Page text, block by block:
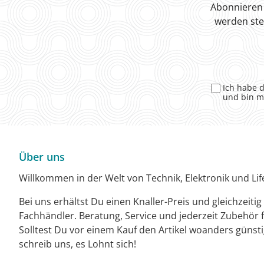
werden
Ich habe
und bin
Über uns
Willkommen in der Welt von Technik, Elektronik und
Bei uns erhältst Du einen Knaller-Preis und
Fachhändler. Beratung, Service und jederzeit
Solltest Du vor einem Kauf den Artikel woanders
schreib uns, es Lohnt sich!